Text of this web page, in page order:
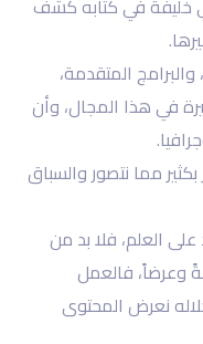
خليفة في كتابه كشف
والبرامج المتقدمة،
في هذا المجال، وأن
مما نتصور والسباق
العلم، فلا بد من
وعرضاً، فالعمل
نعرض المحتوى